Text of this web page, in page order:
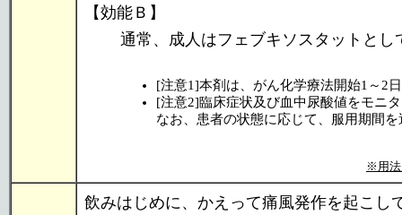
【効能Ｂ】
通常、成人はフェブキソスタットとし
[注意1]本剤は、がん化学療法開始1～2
[注意2]臨床症状及び血中尿酸値をモニ
なお、患者の状態に応じて、服用期間
※用法
飲みはじめに、かえって痛風発作を起こし